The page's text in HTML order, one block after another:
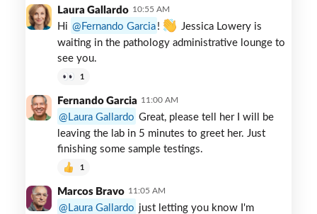
Laura Gallardo 10:55 AM
Hi Fernando Garcia!
Jessica Lowery is
waiting in the pathology administrative lounge to
see you.
1
Fernando Garcia 11:00 AM
Laura Gallardo Great, please tell her I will be
leaving the lab in 5 minutes to greet her. Just
finishing some sample testings.
1
Marcos Bravo 11:05 AM
Laura Gallardo just letting you know I'm